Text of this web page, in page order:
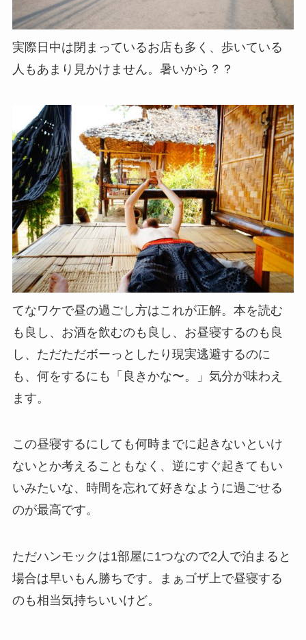
実際日中は閉まっているお店も多く、歩いている
人もあまり見かけません。暑いから？？
てなワケで昼の過ごし方はこれが正解。本を読む
も良し、お酒を飲むのも良し、お昼寝するのも良
し、ただただボーっとしたり現実逃避するのに
も、何をするにも「良きかな〜。」気分が味わえ
ます。
この昼寝するにしても何時までに起きないといけ
ないとか考えることもなく、逆にすぐ起きてもい
いみたいな、時間を忘れて好きなように過ごせる
のが最高です。
ただハンモックは1部屋に1つなので2人で泊まると
場合は早いもん勝ちです。まぁゴザ上で昼寝する
のも相当気持ちいいけど。